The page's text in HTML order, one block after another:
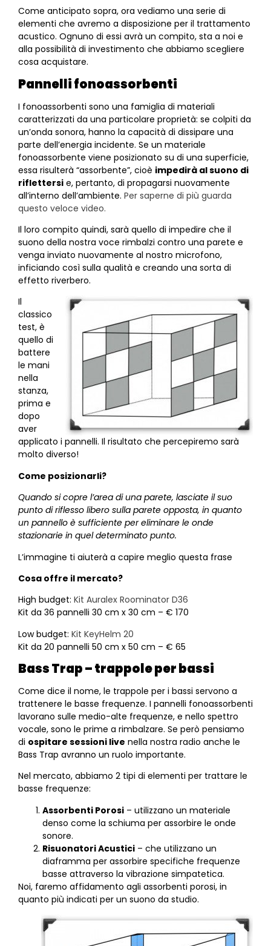
Come anticipato sopra, ora vediamo una serie di
elementi che avremo a disposizione per il trattamento
acustico. Ognuno di essi avrà un compito, sta a noi e
alla possibilità di investimento che abbiamo scegliere
cosa acquistare.
Pannelli fonoassorbenti
I fonoassorbenti sono una famiglia di materiali
caratterizzati da una particolare proprietà: se colpiti da
un’onda sonora, hanno la capacità di dissipare una
parte dell’energia incidente. Se un materiale
fonoassorbente viene posizionato su di una superficie,
essa risulterà “assorbente”, cioè impedirà al suono di
riflettersi e, pertanto, di propagarsi nuovamente
all’interno dell’ambiente. Per saperne di più guarda
questo veloce video.
Il loro compito quindi, sarà quello di impedire che il
suono della nostra voce rimbalzi contro una parete e
venga inviato nuovamente al nostro microfono,
inficiando così sulla qualità e creando una sorta di
effetto riverbero.
Il
classico
test, è
quello di
battere
le mani
nella
stanza,
prima e
dopo
aver
applicato i pannelli. Il risultato che percepiremo sarà
molto diverso!
Come posizionarli?
Quando si copre l’area di una parete, lasciate il suo
punto di riflesso libero sulla parete opposta, in quanto
un pannello è sufficiente per eliminare le onde
stazionarie in quel determinato punto.
L’immagine ti aiuterà a capire meglio questa frase
Cosa offre il mercato?
High budget: Kit Auralex Roominator D36
Kit da 36 pannelli 30 cm x 30 cm – € 170
Low budget: Kit KeyHelm 20
Kit da 20 pannelli 50 cm x 50 cm – € 65
Bass Trap – trappole per bassi
Come dice il nome, le trappole per i bassi servono a
trattenere le basse frequenze. I pannelli fonoassorbenti
lavorano sulle medio-alte frequenze, e nello spettro
vocale, sono le prime a rimbalzare. Se però pensiamo
di ospitare sessioni live nella nostra radio anche le
Bass Trap avranno un ruolo importante.
Nel mercato, abbiamo 2 tipi di elementi per trattare le
basse frequenze:
Assorbenti Porosi – utilizzano un materiale
denso come la schiuma per assorbire le onde
sonore.
Risuonatori Acustici – che utilizzano un
diaframma per assorbire specifiche frequenze
basse attraverso la vibrazione simpatetica.
Noi, faremo affidamento agli assorbenti porosi, in
quanto più indicati per un suono da studio.